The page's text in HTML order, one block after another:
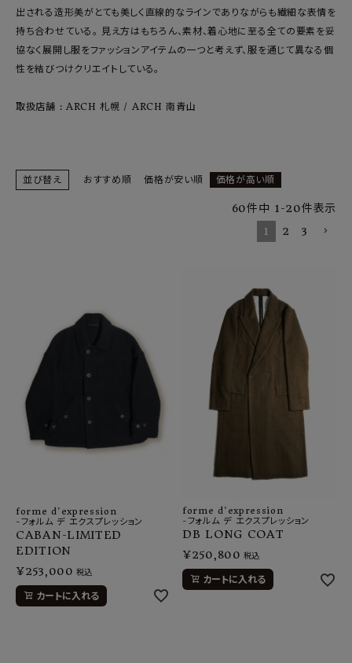
SHOP
INFORMATION
ご利用ガイド
特定商取引法について
ログイン
出される造形美がとても美しく直線的なラインでありながらも繊細な表情を
持ち合わせている。 見え方はもちろん、素材、着心地に至る全ての要素を妥
協なく展開し服をファッションアイテムの一つと考えず、服を通じて異なる個
性を結びつけクリエイトしている。
取扱店舗 : ARCH 札幌 / ARCH 南青山
並び替え おすすめ順 価格が安い順 価格が高い順
60件中 1-20件表示
1
2 3
forme d'expression
-フォルム デ エクスプレッション
CABAN-LIMITED
EDITION
¥253,000 税込
カートに入れる
forme d'expression
-フォルム デ エクスプレッション
DB LONG COAT
¥250,800 税込
カートに入れる